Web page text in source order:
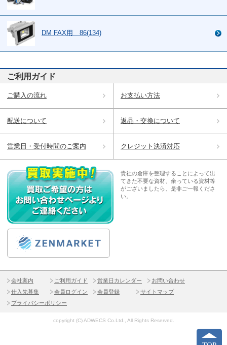
DM FAX用 86(134)
ご利用ガイド
ご購入の流れ お支払い方法
配送について 返品・交換について
営業日・受付時間のご案内 クレジット決済対応
貴社の倉庫を整理することによって出
てきた不要な資材、余っている資材等
がございましたら、是非ご一報くださ
い。
会社案内 ご利用ガイド 営業日カレンダー
お問い合わせ
仕入先募集
会員ログイン 会員登録
サイトマップ
プライバシーポリシー
copyright (C) ADWECS Co.Ltd., All Rights Reserved.